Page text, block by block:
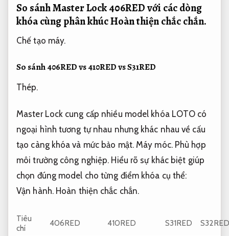
So sánh Master Lock 406RED với các dòng
khóa cùng phân khúcHoàn thiện chắc chắn.
Chế tạo máy.
So sánh 406RED vs 410RED vs S31RED
Thép.
Master Lock cung cấp nhiều model khóa LOTO có
ngoại hình tương tự nhau nhưng khác nhau về cấu
tạo càng khóa và mức bảo mật. Máy móc. Phù hợp
môi trường công nghiệp. Hiểu rõ sự khác biệt giúp
chọn đúng model cho từng điểm khóa cụ thể:
Vận hành. Hoàn thiện chắc chắn.
Tiêu
chí
406RED 410RED S31RED S32RED